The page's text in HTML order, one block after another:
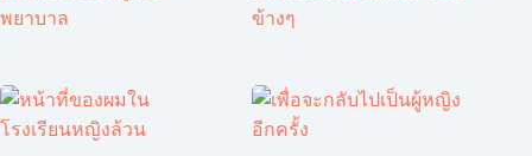
พยาบาล
ข้างๆ